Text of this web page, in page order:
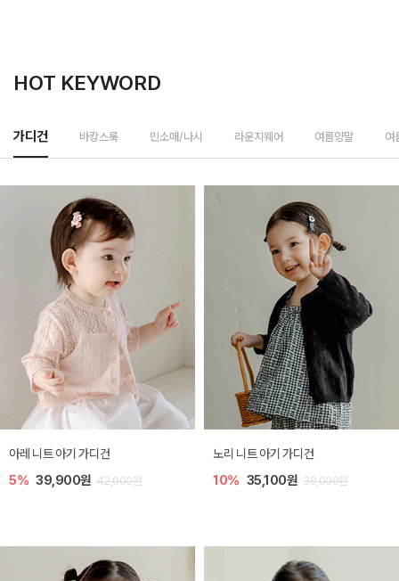
HOT KEYWORD
가디건 바캉스룩 민소매/나시 라운지웨어 여름양말 여
[SIZE ~6Y] 로메이 라운지 셋업
10% 23,400원 26,000원
밀라 아기 원피스
20% 27,200원 34,000원